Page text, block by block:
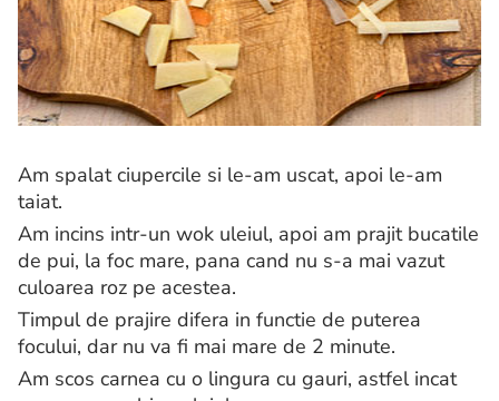
Am spalat ciupercile si le-am uscat, apoi le-am
taiat.
Am incins intr-un wok uleiul, apoi am prajit bucatile
de pui, la foc mare, pana cand nu s-a mai vazut
culoarea roz pe acestea.
Timpul de prajire difera in functie de puterea
focului, dar nu va fi mai mare de 2 minute.
Am scos carnea cu o lingura cu gauri, astfel incat